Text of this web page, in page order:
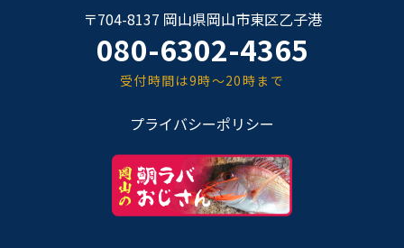
〒704-8137 岡山県岡山市東区乙子港
080-6302-4365
受付時間は9時～20時まで
プライバシーポリシー